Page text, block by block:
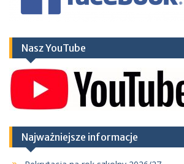
Nasz YouTube
Najważniejsze informacje